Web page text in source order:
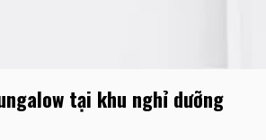
tại khu nghỉ dưỡng